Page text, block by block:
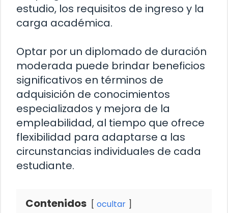
estudio, los requisitos de ingreso y la
carga académica.
Optar por un diplomado de duración
moderada puede brindar beneficios
significativos en términos de
adquisición de conocimientos
especializados y mejora de la
empleabilidad, al tiempo que ofrece
flexibilidad para adaptarse a las
circunstancias individuales de cada
estudiante.
Contenidos ocultar